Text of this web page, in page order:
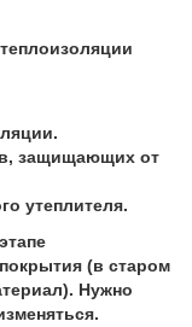
защищающих от
утеплителя.
(в старом
Нужно